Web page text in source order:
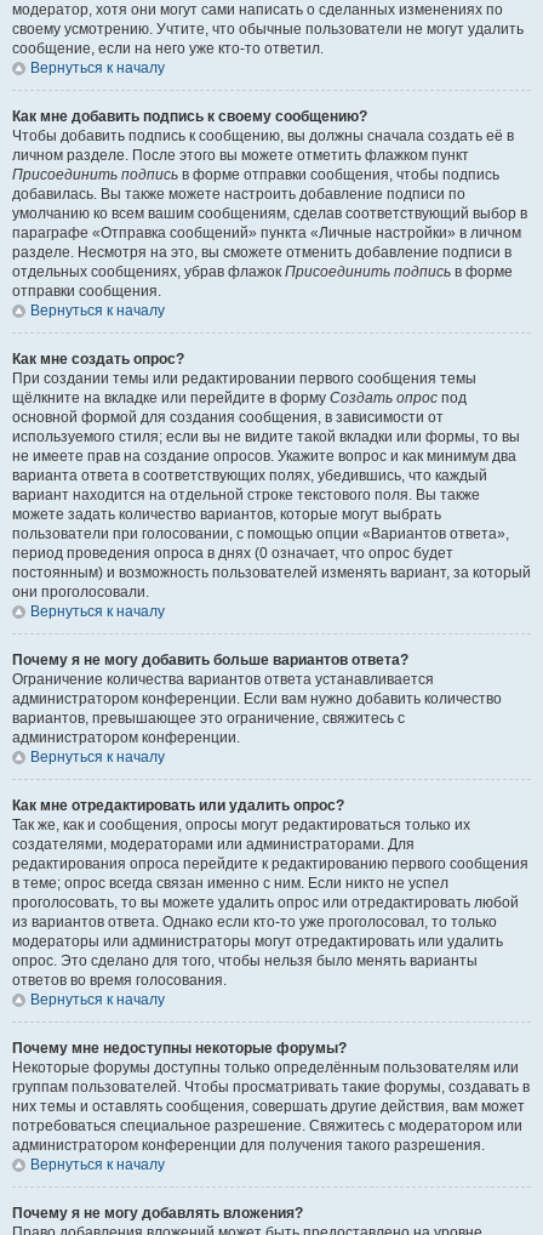
модератор, хотя они могут сами написать о сделанных изменениях по
своему усмотрению. Учтите, что обычные пользователи не могут удалить
сообщение, если на него уже кто-то ответил.
Вернуться к началу
Как мне добавить подпись к своему сообщению?
Чтобы добавить подпись к сообщению, вы должны сначала создать её в
личном разделе. После этого вы можете отметить флажком пункт
Присоединить подпись в форме отправки сообщения, чтобы подпись
добавилась. Вы также можете настроить добавление подписи по
умолчанию ко всем вашим сообщениям, сделав соответствующий выбор в
параграфе «Отправка сообщений» пункта «Личные настройки» в личном
разделе. Несмотря на это, вы сможете отменить добавление подписи в
отдельных сообщениях, убрав флажок Присоединить подпись в форме
отправки сообщения.
Вернуться к началу
Как мне создать опрос?
При создании темы или редактировании первого сообщения темы
щёлкните на вкладке или перейдите в форму Создать опрос под
основной формой для создания сообщения, в зависимости от
используемого стиля; если вы не видите такой вкладки или формы, то вы
не имеете прав на создание опросов. Укажите вопрос и как минимум два
варианта ответа в соответствующих полях, убедившись, что каждый
вариант находится на отдельной строке текстового поля. Вы также
можете задать количество вариантов, которые могут выбрать
пользователи при голосовании, с помощью опции «Вариантов ответа»,
период проведения опроса в днях (0 означает, что опрос будет
постоянным) и возможность пользователей изменять вариант, за который
они проголосовали.
Вернуться к началу
Почему я не могу добавить больше вариантов ответа?
Ограничение количества вариантов ответа устанавливается
администратором конференции. Если вам нужно добавить количество
вариантов, превышающее это ограничение, свяжитесь с
администратором конференции.
Вернуться к началу
Как мне отредактировать или удалить опрос?
Так же, как и сообщения, опросы могут редактироваться только их
создателями, модераторами или администраторами. Для
редактирования опроса перейдите к редактированию первого сообщения
в теме; опрос всегда связан именно с ним. Если никто не успел
проголосовать, то вы можете удалить опрос или отредактировать любой
из вариантов ответа. Однако если кто-то уже проголосовал, то только
модераторы или администраторы могут отредактировать или удалить
опрос. Это сделано для того, чтобы нельзя было менять варианты
ответов во время голосования.
Вернуться к началу
Почему мне недоступны некоторые форумы?
Некоторые форумы доступны только определённым пользователям или
группам пользователей. Чтобы просматривать такие форумы, создавать в
них темы и оставлять сообщения, совершать другие действия, вам может
потребоваться специальное разрешение. Свяжитесь с модератором или
администратором конференции для получения такого разрешения.
Вернуться к началу
Почему я не могу добавлять вложения?